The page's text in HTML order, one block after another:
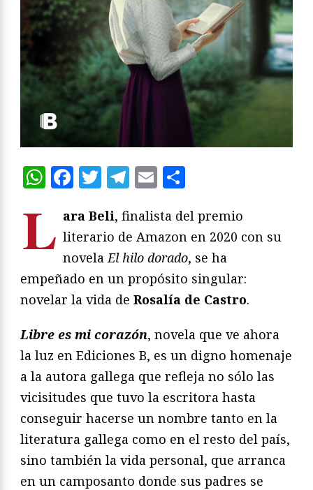
WhatsApp
Facebook
Twitter
Telegram
Email
L ara Beli, finalista del premio
literario de Amazon en 2020 con su
novela El hilo dorado, se ha
empeñado en un propósito singular:
novelar la vida de Rosalía de Castro.
Libre es mi corazón, novela que ve ahora
la luz en Ediciones B, es un digno homenaje
a la autora gallega que refleja no sólo las
vicisitudes que tuvo la escritora hasta
conseguir hacerse un nombre tanto en la
literatura gallega como en el resto del país,
sino también la vida personal, que arranca
en un camposanto donde sus padres se